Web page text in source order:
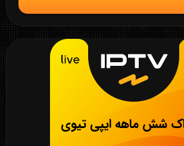
شش ماهه ایپی تیوی